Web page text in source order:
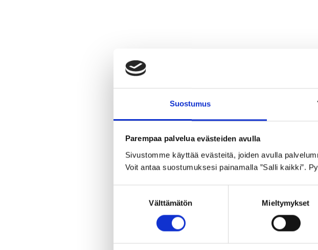
Suostumus
Parempaa palvelua evästeiden avulla
Sivustomme käyttää evästeitä, joiden avulla
Voit antaa suostumuksesi painamalla ”Salli kaikki”.
Välttämätön Mieltymykset